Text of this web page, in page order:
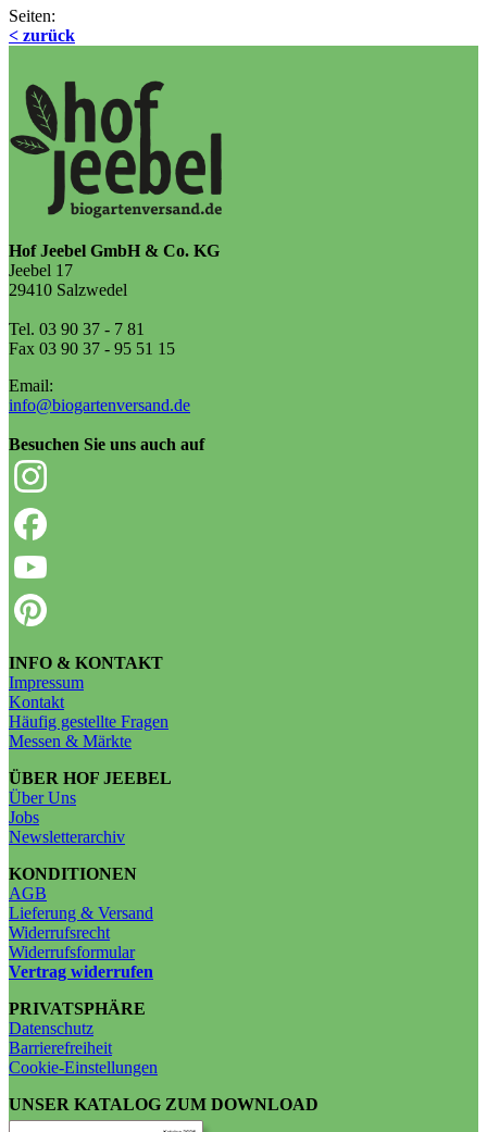
Seiten:
< zurück
Hof Jeebel GmbH & Co. KG
Jeebel 17
29410 Salzwedel
Tel. 03 90 37 - 7 81
Fax 03 90 37 - 95 51 15
Email:
info@biogartenversand.de
Besuchen Sie uns auch auf
INFO & KONTAKT
Impressum
Kontakt
Häufig gestellte Fragen
Messen & Märkte
ÜBER HOF JEEBEL
Über Uns
Jobs
Newsletterarchiv
KONDITIONEN
AGB
Lieferung & Versand
Widerrufsrecht
Widerrufsformular
Vertrag widerrufen
PRIVATSPHÄRE
Datenschutz
Barrierefreiheit
Cookie-Einstellungen
UNSER KATALOG ZUM DOWNLOAD